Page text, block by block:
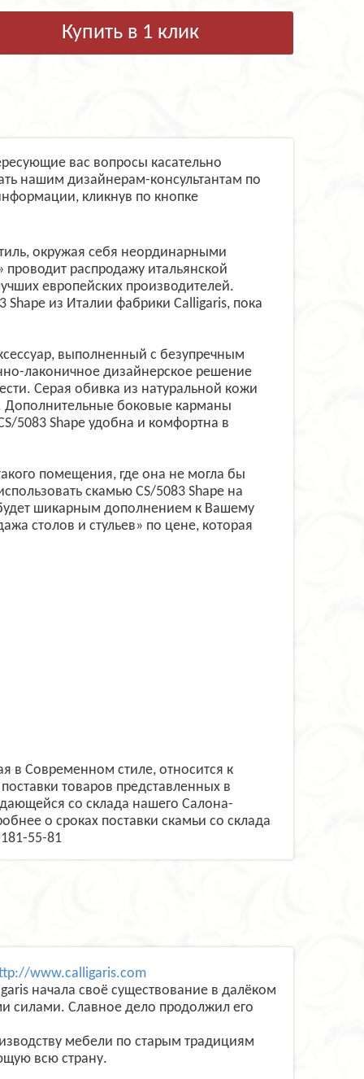
Купить в 1 клик
вас вопросы касательно
нашим дизайнерам-консультантам по
кликнув по кнопке
окружая себя неординарными
распродажу итальянской
европейских производителей.
Shape из Италии фабрики Calligaris, пока
выполненный с безупречным
лаконичное дизайнерское решение
Серая обивка из натуральной кожи
Дополнительные боковые карманы
5083 Shape удобна и комфортна в
помещения, где она не могла бы
скамью CS/5083 Shape на
шикарным дополнением к Вашему
столов и стульев» по цене, которая
в Современном стиле, относится к
товаров представленных в
со склада нашего Салона-
о сроках поставки скамьи со склада
55-81
www.calligaris.com
начала своё существование в далёком
силами. Славное дело продолжил его
мебели по старым традициям
всю страну.